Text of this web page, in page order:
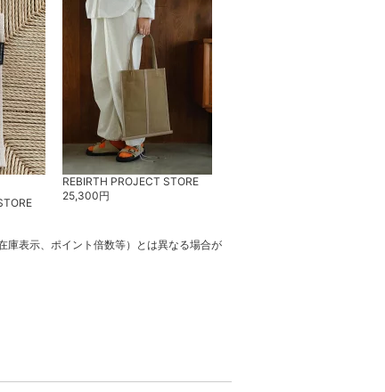
REBIRTH PROJECT STORE
25,300円
庫表示、ポイント倍数等）とは異なる場合が